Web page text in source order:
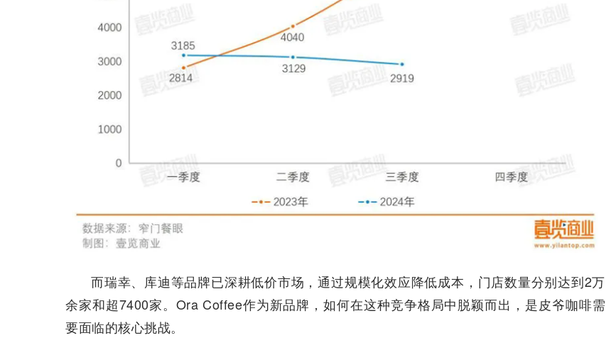
而瑞幸、库迪等品牌已深耕低价市场，通过规模化效应降低成本，门店数量分别达到2万
余家和超7400家。Ora Coffee作为新品牌，如何在这种竞争格局中脱颖而出，是皮爷咖啡需
要面临的核心挑战。